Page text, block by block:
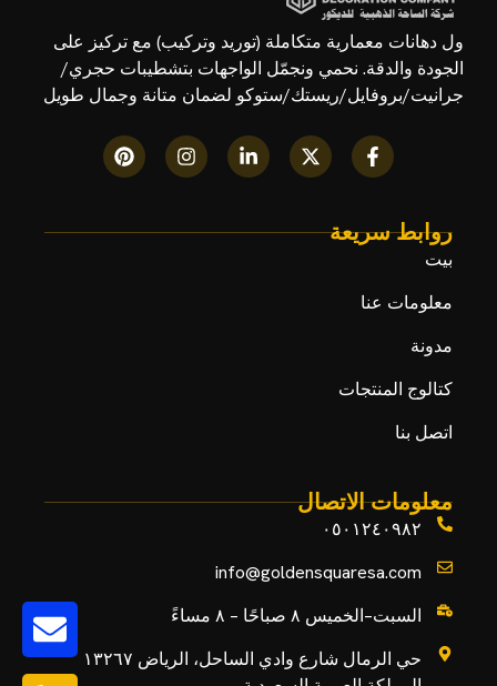
ول دهانات معمارية متكاملة (توريد وتركيب) مع تركيز على
الجودة والدقة. نحمي ونجمّل الواجهات بتشطيبات حجري/
جرانيت/بروفايل/ريستك/ستوكو لضمان متانة وجمال طويل
روابط سريعة
بيت
معلومات عنا
مدونة
كتالوج المنتجات
اتصل بنا
معلومات الاتصال
٠٥٠١٢٤٠٩٨٢
info@goldensquaresa.com
السبت–الخميس ٨ صباحًا – ٨ مساءً
حي الرمال شارع وادي الساحل، الرياض ١٣٢٦٧